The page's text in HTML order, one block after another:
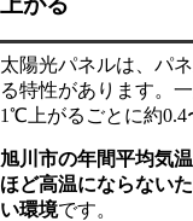
太陽光パネルは、パ
る特性があります。
1℃上がるごとに約0.4
旭川市の年間平均気
ほど高温にならない
い環境です。